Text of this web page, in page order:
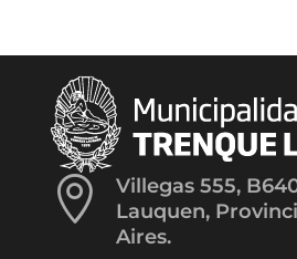

Villegas 555,
Lauquen,
Aires.